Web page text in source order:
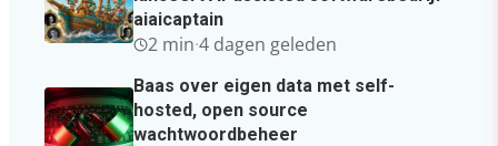
aiaicaptain
2 min·4 dagen geleden
Baas over eigen data met self-
hosted, open source
wachtwoordbeheer